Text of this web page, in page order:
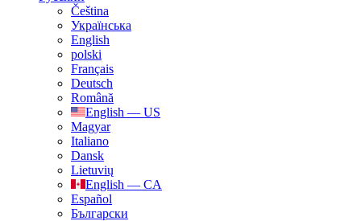
Čeština
Українська
English
polski
Français
Deutsch
Română
English — US
Magyar
Italiano
Dansk
Lietuvių
English — CA
Español
Български